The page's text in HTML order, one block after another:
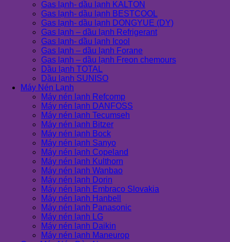
Gas lạnh- dầu lạnh KALTON
Gas lạnh- dầu lạnh BESTCOOL
Gas lạnh- dầu lạnh DONGYUE (DY)
Gas lạnh – dầu lạnh Refrigerant
Gas lạnh- dầu lạnh Icool
Gas lạnh – dầu lạnh Forane
Gas lạnh – dầu lạnh Freon chemours
Dầu lạnh TOTAL
Dầu lạnh SUNISO
Máy Nén Lạnh
Máy nén lạnh Refcomp
Máy nén lạnh DANFOSS
Máy nén lạnh Tecumseh
Máy nén lạnh Bitzer
Máy nén lạnh Bock
Máy nén lạnh Sanyo
Máy nén lạnh Copeland
Máy nén lạnh Kulthorn
Máy nén lạnh Wanbao
Máy nén lạnh Dorin
Máy nén lạnh Embraco Slovakia
Máy nén lạnh Hanbell
Máy nén lạnh Panasonic
Máy nén lạnh LG
Máy nén lạnh Daikin
Máy nén lạnh Maneurop